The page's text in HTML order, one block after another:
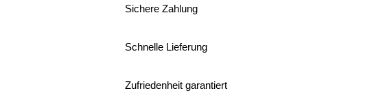
Sichere Zahlung
Schnelle Lieferung
Zufriedenheit garantiert